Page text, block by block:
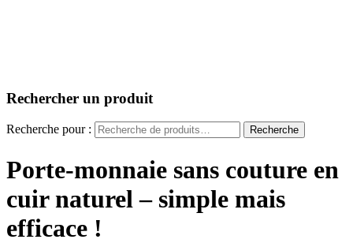
Rechercher un produit
Recherche pour : Recherche
Porte-monnaie sans couture en
cuir naturel – simple mais
efficace !